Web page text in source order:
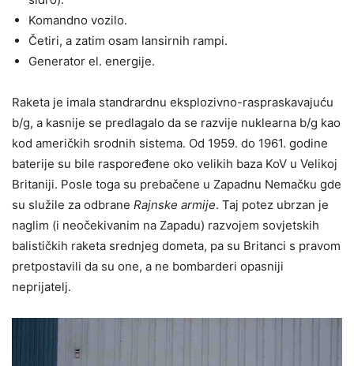
Komandno vozilo.
Četiri, a zatim osam lansirnih rampi.
Generator el. energije.
Raketa je imala standrardnu eksplozivno-raspraskavajuću
b/g, a kasnije se predlagalo da se razvije nuklearna b/g kao
kod američkih srodnih sistema. Od 1959. do 1961. godine
baterije su bile raspoređene oko velikih baza KoV u Velikoj
Britaniji. Posle toga su prebačene u Zapadnu Nemačku gde
su služile za odbrane Rajnske armije. Taj potez ubrzan je
naglim (i neočekivanim na Zapadu) razvojem sovjetskih
balističkih raketa srednjeg dometa, pa su Britanci s pravom
pretpostavili da su one, a ne bombarderi opasniji
neprijatelj.